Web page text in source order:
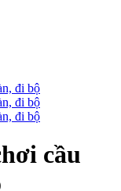
cầu